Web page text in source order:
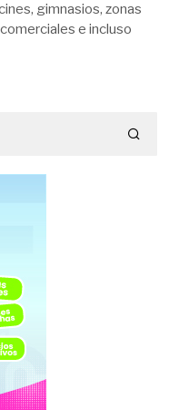
gimnasios, zonas
e incluso